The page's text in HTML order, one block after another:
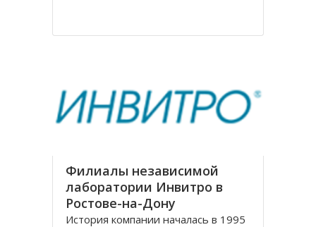
всей России. Компания
заложенных еще
Филиалы независимой
лаборатории Инвитро в
Ростове-на-Дону
История компании началась в 1995